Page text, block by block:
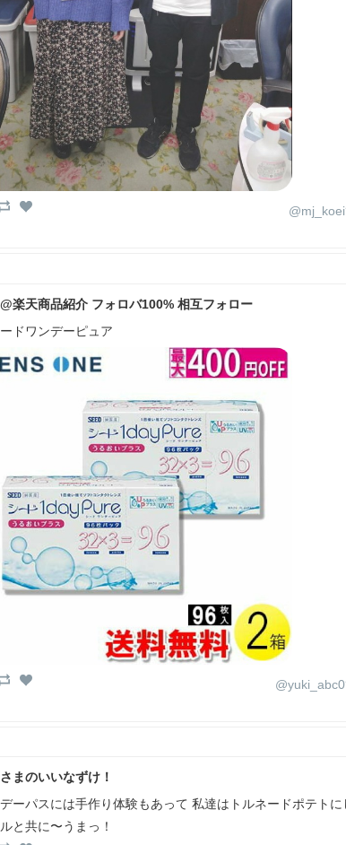
楽天商品紹介 フォロバ100% 相互フォロー
ードワンデーピュア
まのいいなずけ！
ーパスには手作り体験もあって 私達はトルネードポテト
と共に〜うまっ！